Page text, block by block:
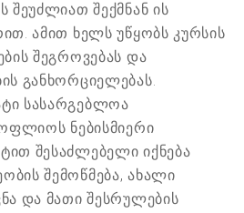
შეუძლიათ შექმნან ის
ამით ხელს უწყობს კურსის
შეგროვებას და
განხორციელებას.
სასარგებლოა
ნებისმიერი
შესაძლებელი იქნება
შემოწმება, ახალი
და მათი შესრულების